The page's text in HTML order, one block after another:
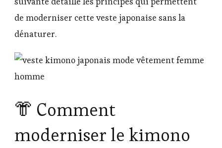
de moderniser cette veste japonaise sans la
dénaturer.
👘 Comment
moderniser le kimono